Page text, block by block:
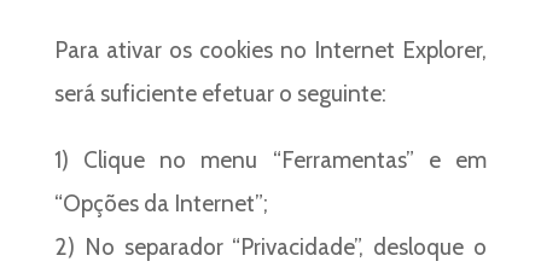
Para ativar os cookies no Internet Explorer,
será suficiente efetuar o seguinte:
1) Clique no menu “Ferramentas” e em
“Opções da Internet”;
2) No separador “Privacidade”, desloque o